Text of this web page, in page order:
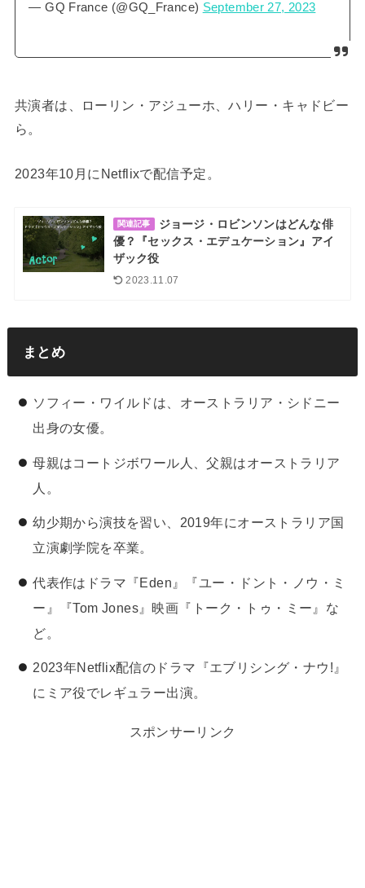
— GQ France (@GQ_France) September 27, 2023
共演者は、ローリン・アジューホ、ハリー・キャドビー
ら。
2023年10月にNetflixで配信予定。
関連記事
ジョージ・ロビンソンはどんな俳
優？『セックス・エデュケーション』アイ
ザック役
2023.11.07
まとめ
ソフィー・ワイルドは、オーストラリア・シドニー
出身の女優。
母親はコートジボワール人、父親はオーストラリア
人。
幼少期から演技を習い、2019年にオーストラリア国
立演劇学院を卒業。
代表作はドラマ『Eden』『ユー・ドント・ノウ・ミ
ー』『Tom Jones』映画『トーク・トゥ・ミー』な
ど。
2023年Netflix配信のドラマ『エブリシング・ナウ!』
にミア役でレギュラー出演。
スポンサーリンク